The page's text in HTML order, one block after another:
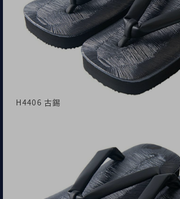
H4406 古錫